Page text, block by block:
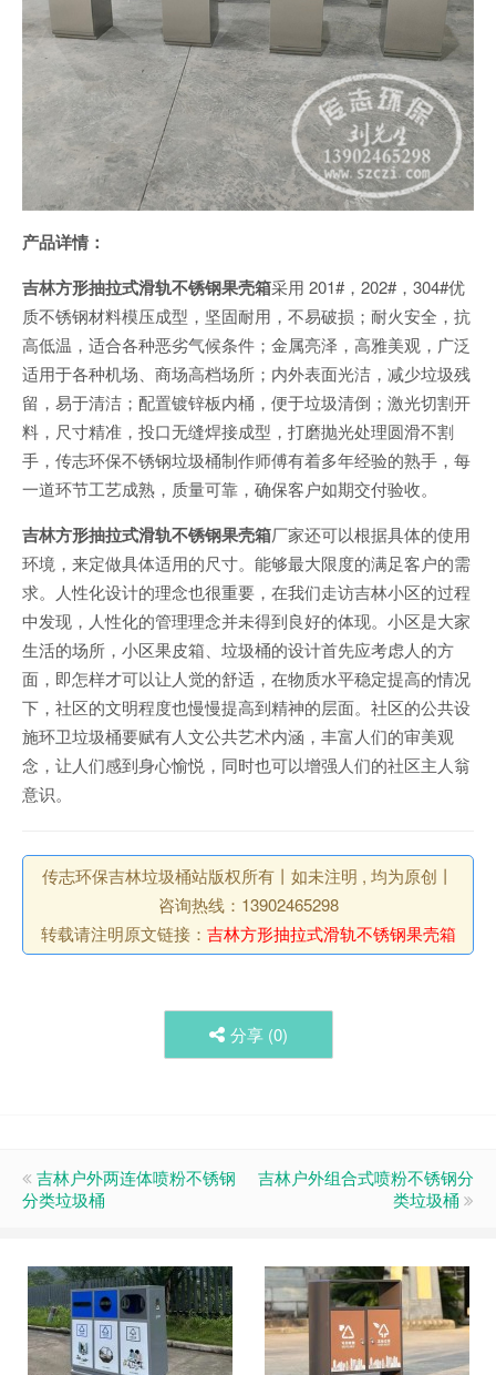
产品详情：
吉林方形抽拉式滑轨不锈钢果壳箱采用 201#，202#，304#优
质不锈钢材料模压成型，坚固耐用，不易破损；耐火安全，抗
高低温，适合各种恶劣气候条件；金属亮泽，高雅美观，广泛
适用于各种机场、商场高档场所；内外表面光洁，减少垃圾残
留，易于清洁；配置镀锌板内桶，便于垃圾清倒；激光切割开
料，尺寸精准，投口无缝焊接成型，打磨抛光处理圆滑不割
手，传志环保不锈钢垃圾桶制作师傅有着多年经验的熟手，每
一道环节工艺成熟，质量可靠，确保客户如期交付验收。
吉林方形抽拉式滑轨不锈钢果壳箱厂家还可以根据具体的使用
环境，来定做具体适用的尺寸。能够最大限度的满足客户的需
求。人性化设计的理念也很重要，在我们走访吉林小区的过程
中发现，人性化的管理理念并未得到良好的体现。小区是大家
生活的场所，小区果皮箱、垃圾桶的设计首先应考虑人的方
面，即怎样才可以让人觉的舒适，在物质水平稳定提高的情况
下，社区的文明程度也慢慢提高到精神的层面。社区的公共设
施环卫垃圾桶要赋有人文公共艺术内涵，丰富人们的审美观
念，让人们感到身心愉悦，同时也可以增强人们的社区主人翁
意识。
传志环保吉林垃圾桶站版权所有丨如未注明 , 均为原创丨
咨询热线：13902465298
转载请注明原文链接： 吉林方形抽拉式滑轨不锈钢果壳箱
分享 (0)
吉林户外两连体喷粉不锈钢
分类垃圾桶
吉林户外组合式喷粉不锈钢分
类垃圾桶